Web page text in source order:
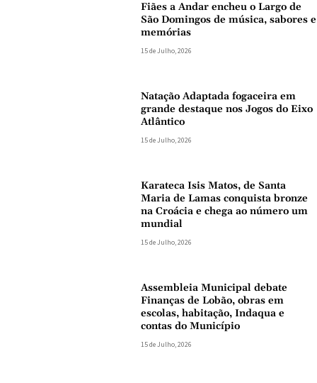
Fiães a Andar encheu o Largo de
São Domingos de música, sabores e
memórias
15 de Julho, 2026
Natação Adaptada fogaceira em
grande destaque nos Jogos do Eixo
Atlântico
15 de Julho, 2026
Karateca Isis Matos, de Santa
Maria de Lamas conquista bronze
na Croácia e chega ao número um
mundial
15 de Julho, 2026
Assembleia Municipal debate
Finanças de Lobão, obras em
escolas, habitação, Indaqua e
contas do Município
15 de Julho, 2026